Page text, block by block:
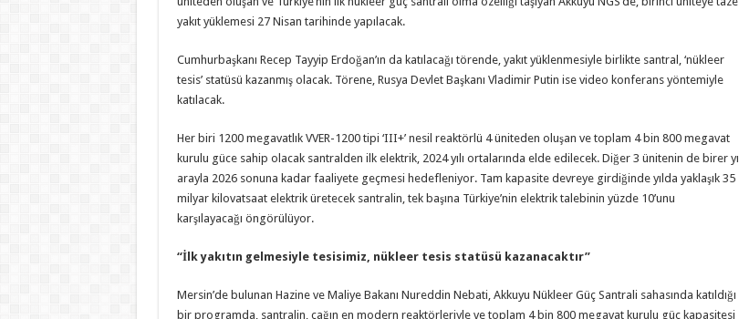
yakıt yüklemesi 27 Nisan tarihinde yapılacak.
Cumhurbaşkanı Recep Tayyip Erdoğan’ın da katılacağı törende, yakıt yüklenmesiyle birlikte santral, ‘nükleer
tesis’ statüsü kazanmış olacak. Törene, Rusya Devlet Başkanı Vladimir Putin ise video konferans yöntemiyle
katılacak.
Her biri 1200 megavatlık VVER-1200 tipi ‘III+’ nesil reaktörlü 4 üniteden oluşan ve toplam 4 bin 800 megavat
kurulu güce sahip olacak santralden ilk elektrik, 2024 yılı ortalarında elde edilecek. Diğer 3 ünitenin de birer yıl
arayla 2026 sonuna kadar faaliyete geçmesi hedefleniyor. Tam kapasite devreye girdiğinde yılda yaklaşık 35
milyar kilovatsaat elektrik üretecek santralin, tek başına Türkiye’nin elektrik talebinin yüzde 10’unu
karşılayacağı öngörülüyor.
“İlk yakıtın gelmesiyle tesisimiz, nükleer tesis statüsü kazanacaktır”
Mersin’de bulunan Hazine ve Maliye Bakanı Nureddin Nebati, Akkuyu Nükleer Güç Santrali sahasında katıldığı
bir programda, santralin, çağın en modern reaktörleriyle ve toplam 4 bin 800 megavat kurulu güç kapasitesi